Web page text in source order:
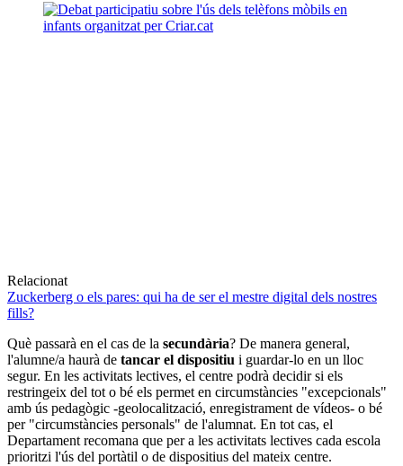
Relacionat
Zuckerberg o els pares: qui ha de ser el mestre digital dels nostres
fills?
Què passarà en el cas de la secundària? De manera general,
l'alumne/a haurà de tancar el dispositiu i guardar-lo en un lloc
segur. En les activitats lectives, el centre podrà decidir si els
restringeix del tot o bé els permet en circumstàncies "excepcionals"
amb ús pedagògic -geolocalització, enregistrament de vídeos- o bé
per "circumstàncies personals" de l'alumnat. En tot cas, el
Departament recomana que per a les activitats lectives cada escola
prioritzi l'ús del portàtil o de dispositius del mateix centre.